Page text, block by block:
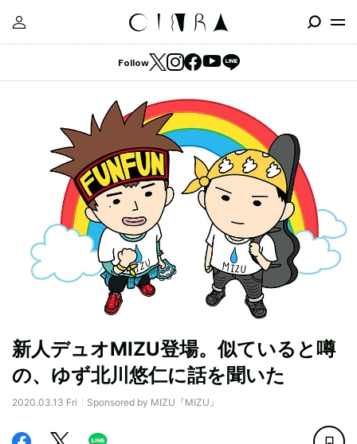
Follow
新人デュオMIZU登場。似ていると噂
の、ゆず北川悠仁に話を聞いた
2020.03.13 Fri Sponsored by MIZU『MIZU』